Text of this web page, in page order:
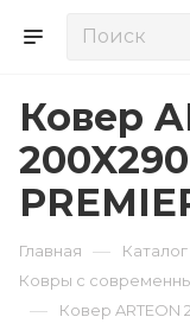
Ковер
Главная — Каталог
Ковры с
— Ковер ARTEON